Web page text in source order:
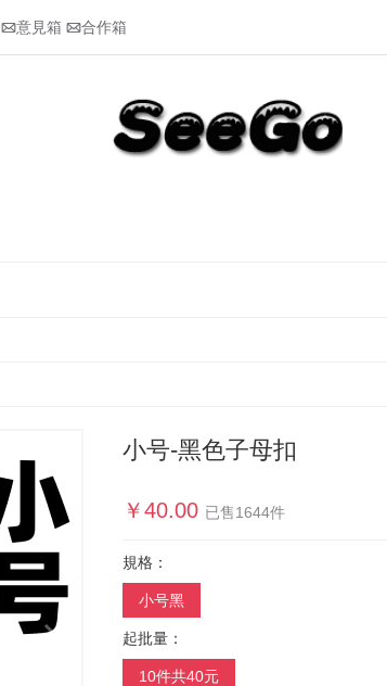
意見箱 合作箱
小号-黑色子母扣
￥40.00 已售1644件
規格：
小号黑
起批量：
10件共40元